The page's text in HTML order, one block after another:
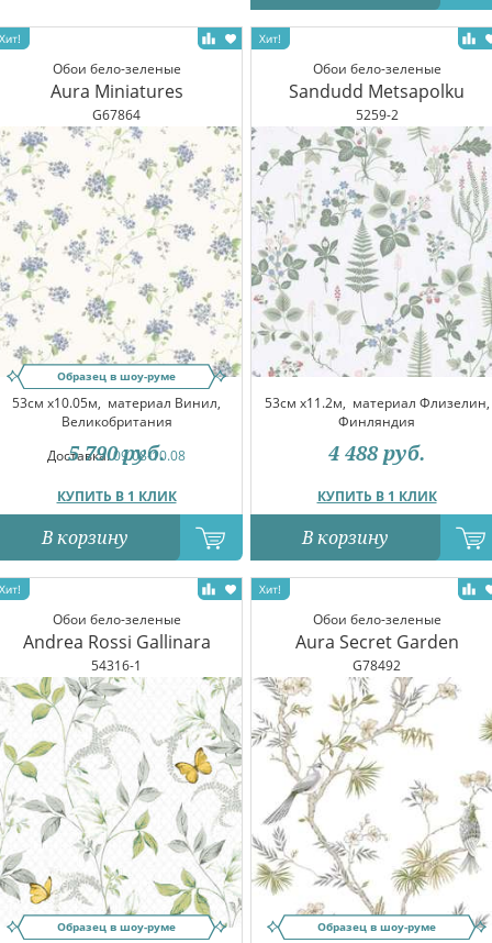
Обои бело-зеленые
Aura Miniatures
G67864
Образец в шоу-руме
53см x10.05м, материал Винил,
Великобритания
Доставка:09.08-10.08
КУПИТЬ В 1 КЛИК
5 790 руб.
В корзину
Обои бело-зеленые
Sandudd Metsapolku
5259-2
53см x11.2м, материал Флизелин,
Финляндия
КУПИТЬ В 1 КЛИК
4 488 руб.
В корзину
Обои бело-зеленые
Andrea Rossi Gallinara
54316-1
Образец в шоу-руме
Обои бело-зеленые
Aura Secret Garden
G78492
Образец в шоу-руме